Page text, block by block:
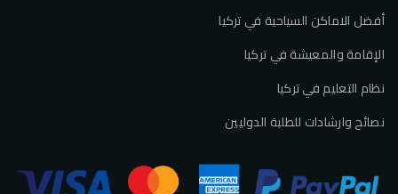
أفضل الاماكن السياحية في تركيا
الإقامة والمعيشة في تركيا
نظام التعليم في تركيا
نصائح وارشادات للطلبة الدوليين